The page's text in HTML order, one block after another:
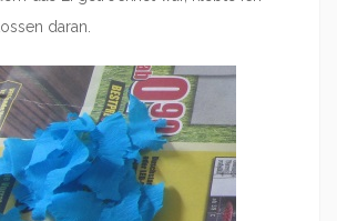
daran.